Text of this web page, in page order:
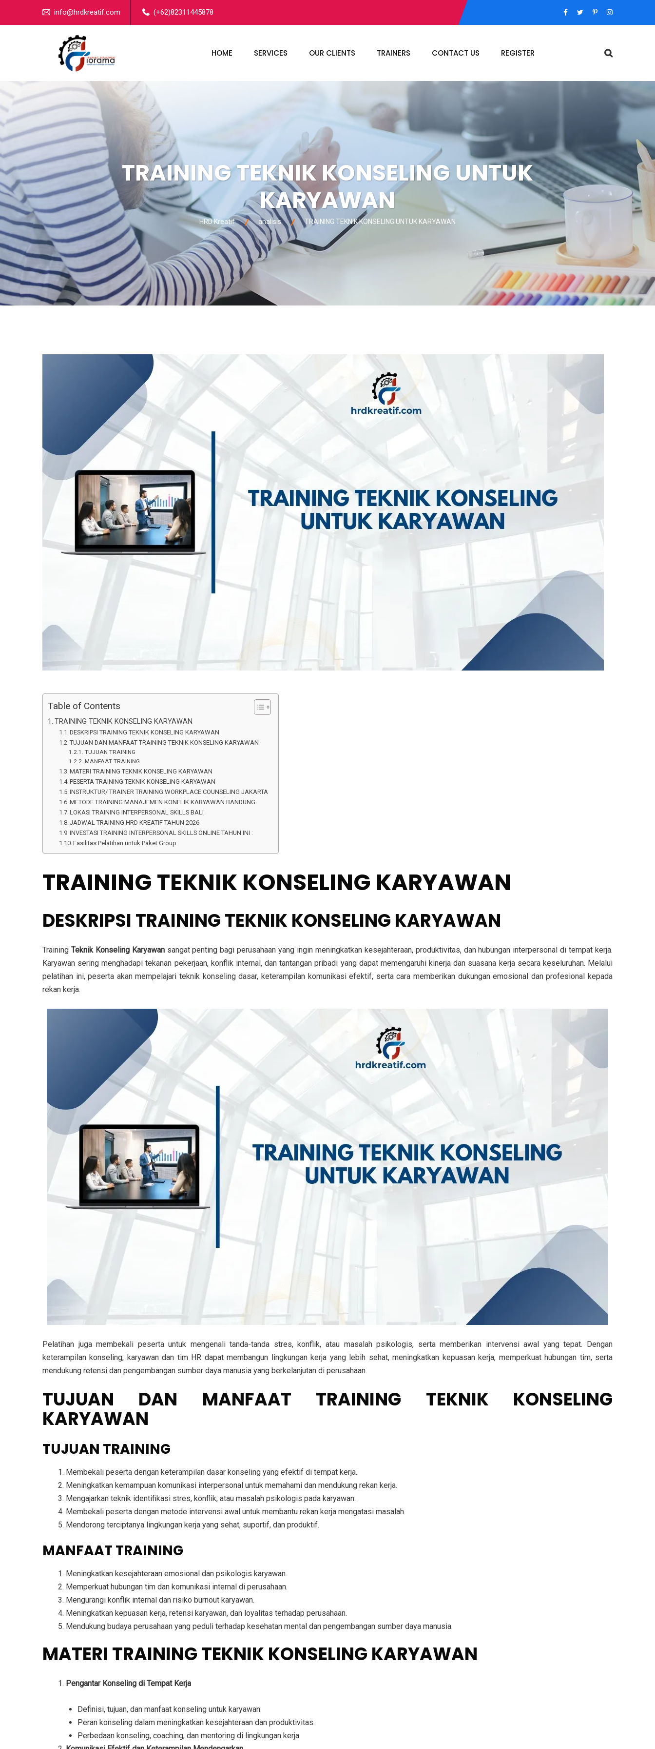
info@hrdkreatif.com (+62)82311445878
HOME SERVICES OUR CLIENTS TRAINERS CONTACT US REGISTER
TRAINING TEKNIK KONSELING UNTUK
KARYAWAN
HRD Kreatif analisis TRAINING TEKNIK KONSELING UNTUK KARYAWAN
Table of Contents
TRAINING TEKNIK KONSELING KARYAWAN
DESKRIPSI TRAINING TEKNIK KONSELING KARYAWAN
TUJUAN DAN MANFAAT TRAINING TEKNIK KONSELING KARYAWAN
TUJUAN TRAINING
MANFAAT TRAINING
MATERI TRAINING TEKNIK KONSELING KARYAWAN
PESERTA TRAINING TEKNIK KONSELING KARYAWAN
INSTRUKTUR/ TRAINER TRAINING WORKPLACE COUNSELING JAKARTA
METODE TRAINING MANAJEMEN KONFLIK KARYAWAN BANDUNG
LOKASI TRAINING INTERPERSONAL SKILLS BALI
JADWAL TRAINING HRD KREATIF TAHUN 2026
INVESTASI TRAINING INTERPERSONAL SKILLS ONLINE TAHUN INI :
Fasilitas Pelatihan untuk Paket Group
TRAINING TEKNIK KONSELING KARYAWAN
DESKRIPSI TRAINING TEKNIK KONSELING KARYAWAN
Training Teknik Konseling Karyawansangat penting bagi perusahaan yang ingin meningkatkan kesejahteraan, produktivitas, dan hubungan interpersonal di tempat kerja.
Karyawan sering menghadapi tekanan pekerjaan, konflik internal, dan tantangan pribadi yang dapat memengaruhi kinerja dan suasana kerja secara keseluruhan. Melalui
pelatihan ini, peserta akan mempelajari teknik konseling dasar, keterampilan komunikasi efektif, serta cara memberikan dukungan emosional dan profesional kepada
rekan kerja.
Pelatihan juga membekali peserta untuk mengenali tanda-tanda stres, konflik, atau masalah psikologis, serta memberikan intervensi awal yang tepat. Dengan
keterampilan konseling, karyawan dan tim HR dapat membangun lingkungan kerja yang lebih sehat, meningkatkan kepuasan kerja, memperkuat hubungan tim, serta
mendukung retensi dan pengembangan sumber daya manusia yang berkelanjutan di perusahaan.
TUJUAN DAN MANFAAT TRAINING TEKNIK KONSELING
KARYAWAN
TUJUAN TRAINING
Membekali peserta dengan keterampilan dasar konseling yang efektif di tempat kerja.
Meningkatkan kemampuan komunikasi interpersonal untuk memahami dan mendukung rekan kerja.
Mengajarkan teknik identifikasi stres, konflik, atau masalah psikologis pada karyawan.
Membekali peserta dengan metode intervensi awal untuk membantu rekan kerja mengatasi masalah.
Mendorong terciptanya lingkungan kerja yang sehat, suportif, dan produktif.
MANFAAT TRAINING
Meningkatkan kesejahteraan emosional dan psikologis karyawan.
Memperkuat hubungan tim dan komunikasi internal di perusahaan.
Mengurangi konflik internal dan risiko burnout karyawan.
Meningkatkan kepuasan kerja, retensi karyawan, dan loyalitas terhadap perusahaan.
Mendukung budaya perusahaan yang peduli terhadap kesehatan mental dan pengembangan sumber daya manusia.
MATERI TRAINING TEKNIK KONSELING KARYAWAN
Pengantar Konseling di Tempat Kerja
Definisi, tujuan, dan manfaat konseling untuk karyawan.
Peran konseling dalam meningkatkan kesejahteraan dan produktivitas.
Perbedaan konseling, coaching, dan mentoring di lingkungan kerja.